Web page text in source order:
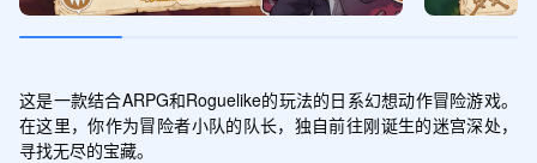
这是一款结合ARPG和Roguelike的玩法的日系幻想动作冒险游戏。
在这里，你作为冒险者小队的队长，独自前往刚诞生的迷宫深处，
寻找无尽的宝藏。